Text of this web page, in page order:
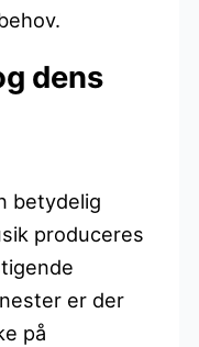
dens
betydelig
produceres
er der
på